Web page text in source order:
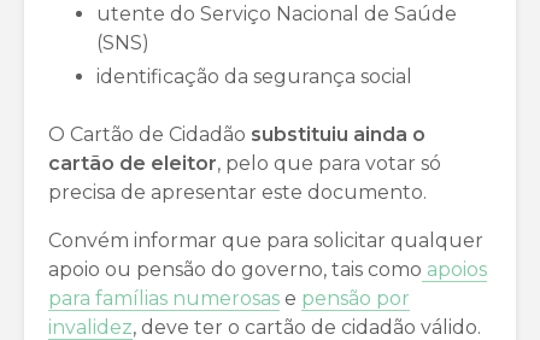
utente do Serviço Nacional de Saúde
(SNS)
identificação da segurança social
O Cartão de Cidadão substituiu ainda o
cartão de eleitor, pelo que para votar só
precisa de apresentar este documento.
Convém informar que para solicitar qualquer
apoio ou pensão do governo, tais como apoios
para famílias numerosas e pensão por
invalidez, deve ter o cartão de cidadão válido.